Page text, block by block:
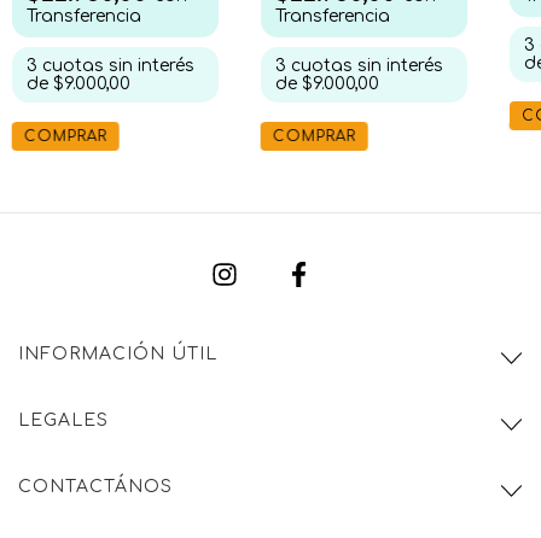
Transferencia
3 cuotas sin interés
de $9.000,00
COMPRAR
Transferencia
3 cuotas sin interés
de $9.000,00
COMPRAR
3
INFORMACIÓN ÚTIL
LEGALES
CONTACTÁNOS